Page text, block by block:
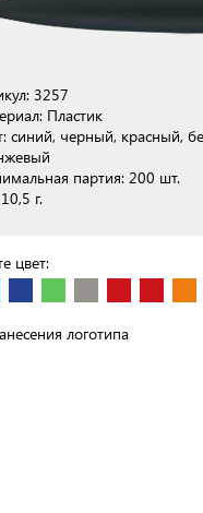
3257
Пластик
синий, черный, красный,
партия: 200 шт.
г.
цвет:
логотипа